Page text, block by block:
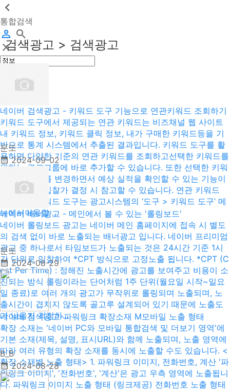
통합검색
검색광고 > 검색광고
네이버 검색광고 - 키워드 도구 기능으로 연관키워드 조회하기
키워드 도구에서 제공되는 연관 키워드는 비즈채널 웹 사이트
내 키워드 정보, 키워드 클릭 정보, 내가 구매한 키워드등을 기
반으로 통계 시스템에서 추출된 결과입니다. 키워드 도구를 활
용하면 다양한 기준의 연관 키워드를 조회하고선택한 키워드를
원하는 광고그룹에 바로 추가할 수 있습니다. 또한 선택한 키워
드의 입찰가를 변경하면서 예상 실적을 확인할 수 있는 기능이
제공되므로 입찰가 결정 시 참고할 수 있습니다. 연관 키워드
조회하기 키워드 도구는 광고시스템의 ‘도구 > 키워드 도구’ 메
뉴에서이용할 ...
문또
2024-09-02
네이버 배너광고 - 메인에서 볼 수 있는 '롤링보드'
네이버 롤링보드 광고는 네이버 메인 홈페이지에 접속 시 별도
의 검색 없이 바로 노출되는 배너광고 입니다. 네이버 프리미엄
광고 중 하나로서 타임보드가 노출되는 것은 24시간 기준 1시
간 단위로 입찰하여 *CPT 방식으로 고정노출 됩니다. *CPT (C
ost Per Time) : 정해진 노출시간에 광고를 보여주고 비용이 소
진되는 방식 롤링이라는 단어처럼 1주 단위(월요일 시작~일요
일 종료)로 여러 개의 광고가 무작위로 롤링되며 노출되며, 노
출시간이 겹치지 않도록 골고루 설계되어 있기 때문에 노출도
가 낮을지 걱정하...
문또
2024-08-29
네이버 검색광고-파워링크 확장소재 M모바일 노출 형태
확장 소재는 '네이버 PC와 모바일 통합검색 및 더보기 영역'에
기본 소재(제목, 설명, 표시URL)와 함께 노출되며, 노출 영역에
따라 여러 유형의 확장 소재를 동시에 노출할 수도 있습니다. <
확장 소재별 노출 형태> 1. 파워링크 이미지, 전화번호, 계산 '파
워링크 이미지', '전화번호', '계산'은 광고 우측 영역에 노출됩니
다. 파워링크 이미지 노출 형태 (링크제공) 전화번호 노출 형태
B_B
2024-08-28